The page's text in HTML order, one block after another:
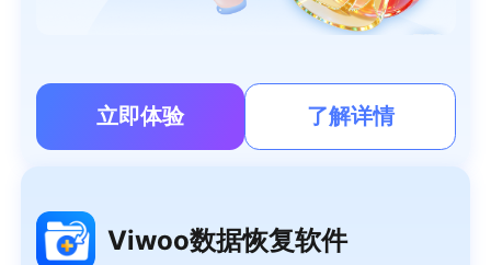
立即体验 了解详情
Viwoo数据恢复软件